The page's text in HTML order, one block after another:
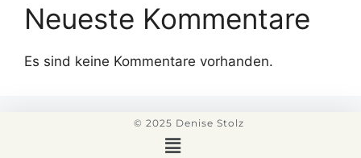
Neueste Kommentare
Es sind keine Kommentare vorhanden.
© 2025 Denise Stolz